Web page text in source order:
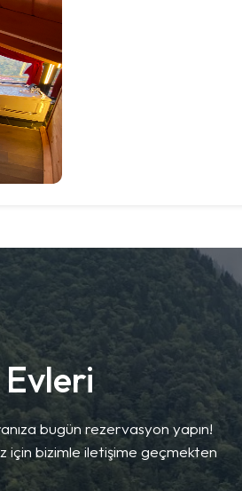
bugün rezervasyon yapın!
için bizimle iletişime geçmekten